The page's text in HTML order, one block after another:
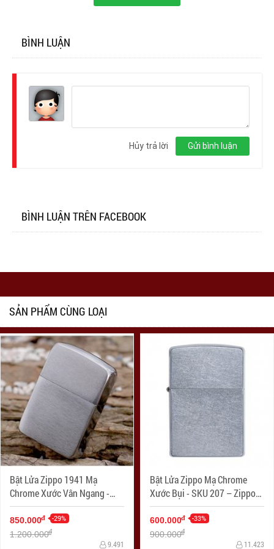
BÌNH LUẬN
Gửi bình luận
Hủy trả lời
BÌNH LUẬN TRÊN FACEBOOK
SẢN PHẨM CÙNG LOẠI
Bật Lửa Zippo 1941 Mạ
Chrome Xước Vân Ngang -
SKU 1941 – Zippo Replica
1941 Brushed Chrome
850.000đ -29%
1.200.000đ
9.491
Bật Lửa Zippo Mạ Chrome
Xước Bụi - SKU 207 – Zippo
Street Chrome
600.000đ -33%
900.000đ
11.423